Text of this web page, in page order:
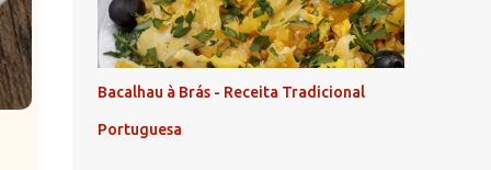
Bacalhau à Brás - Receita Tradicional
Portuguesa